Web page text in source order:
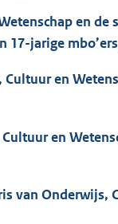
en de
jarige
en
en
van Onderwijs,